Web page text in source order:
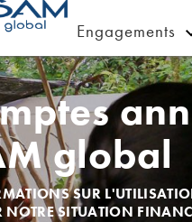
Engagements
global
SUR
NOTRE SITUATION